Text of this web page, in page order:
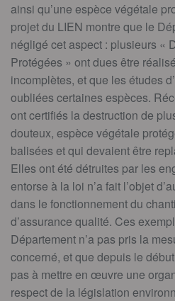
ainsi qu’une espèce végétale
projet du LIEN montre que le
négligé cet aspect : plusieurs «
Protégées » ont dues être
incomplètes, et que les études
oubliées certaines espèces.
ont certifiés la destruction de
douteux, espèce végétale
balisées et qui devaient être
Elles ont été détruites par les
entorse à la loi n’a fait l’objet
dans le fonctionnement du
d’assurance qualité. Ces
Département n’a pas pris la
concerné, et que depuis le
pas à mettre en œuvre une
respect de la législation